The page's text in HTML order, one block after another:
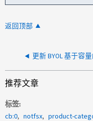
返回顶部
推荐文章
标签
cb:0
notfsx
product-